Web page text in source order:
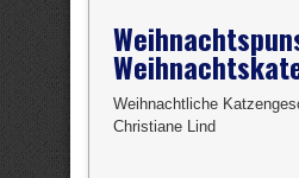
Weihnachtliche
Christiane Lind